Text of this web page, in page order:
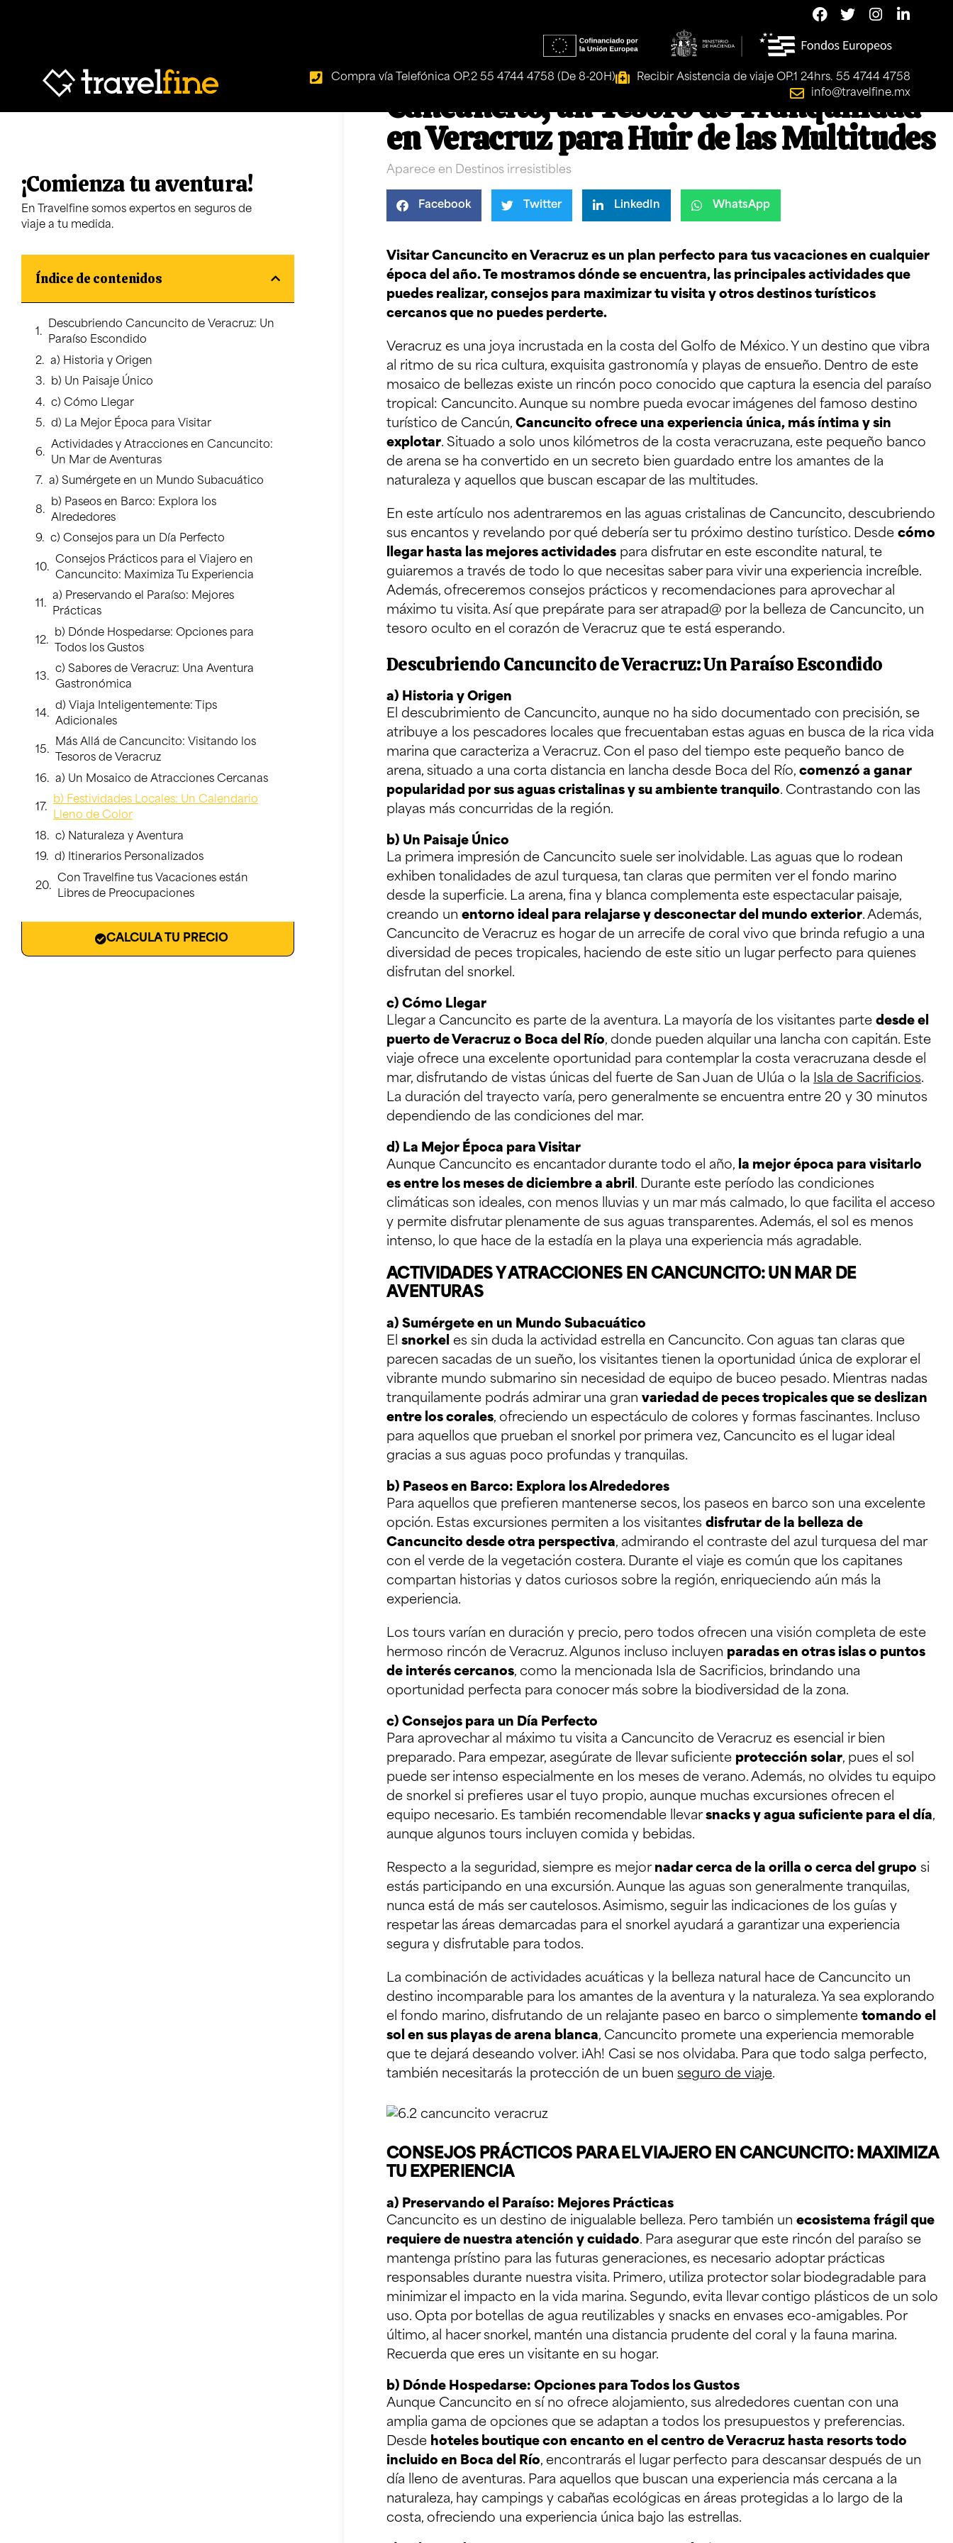
Compra vía Telefónica OP.2 55 4744 4758 (De 8-20H)
Recibir Asistencia de viaje OP.1 24hrs. 55 4744 4758
info@travelfine.mx
¡Comienza tu aventura!
En Travelfine somos expertos en seguros de
viaje a tu medida.
Índice de contenidos
Descubriendo Cancuncito de Veracruz: Un
Paraíso Escondido
a) Historia y Origen
b) Un Paisaje Único
c) Cómo Llegar
d) La Mejor Época para Visitar
Actividades y Atracciones en Cancuncito:
Un Mar de Aventuras
a) Sumérgete en un Mundo Subacuático
b) Paseos en Barco: Explora los
Alrededores
c) Consejos para un Día Perfecto
Consejos Prácticos para el Viajero en
Cancuncito: Maximiza Tu Experiencia
a) Preservando el Paraíso: Mejores
Prácticas
b) Dónde Hospedarse: Opciones para
Todos los Gustos
c) Sabores de Veracruz: Una Aventura
Gastronómica
d) Viaja Inteligentemente: Tips
Adicionales
Más Allá de Cancuncito: Visitando los
Tesoros de Veracruz
a) Un Mosaico de Atracciones Cercanas
b) Festividades Locales: Un Calendario
Lleno de Color
c) Naturaleza y Aventura
d) Itinerarios Personalizados
Con Travelfine tus Vacaciones están
Libres de Preocupaciones
CALCULA TU PRECIO
Cancuncito, un Tesoro de Tranquilidad
en Veracruz para Huir de las Multitudes
Aparece en Destinos irresistibles
Facebook Twitter LinkedIn WhatsApp
Visitar Cancuncito en Veracruz es un plan perfecto para tus vacaciones en cualquier
época del año. Te mostramos dónde se encuentra, las principales actividades que
puedes realizar, consejos para maximizar tu visita y otros destinos turísticos
cercanos que no puedes perderte.
Veracruz es una joya incrustada en la costa del Golfo de México. Y un destino que vibra
al ritmo de su rica cultura, exquisita gastronomía y playas de ensueño. Dentro de este
mosaico de bellezas existe un rincón poco conocido que captura la esencia del paraíso
tropical: Cancuncito. Aunque su nombre pueda evocar imágenes del famoso destino
turístico de Cancún,Cancuncito ofrece una experiencia única, más íntima y sin
explotar. Situado a solo unos kilómetros de la costa veracruzana, este pequeño banco
de arena se ha convertido en un secreto bien guardado entre los amantes de la
naturaleza y aquellos que buscan escapar de las multitudes.
En este artículo nos adentraremos en las aguas cristalinas de Cancuncito, descubriendo
sus encantos y revelando por qué debería ser tu próximo destino turístico. Desdecómo
llegar hasta las mejores actividades para disfrutar en este escondite natural, te
guiaremos a través de todo lo que necesitas saber para vivir una experiencia increíble.
Además, ofreceremos consejos prácticos y recomendaciones para aprovechar al
máximo tu visita. Así que prepárate para ser atrapad@ por la belleza de Cancuncito, un
tesoro oculto en el corazón de Veracruz que te está esperando.
Descubriendo Cancuncito de Veracruz: Un Paraíso Escondido
a) Historia y Origen
El descubrimiento de Cancuncito, aunque no ha sido documentado con precisión, se
atribuye a los pescadores locales que frecuentaban estas aguas en busca de la rica vida
marina que caracteriza a Veracruz. Con el paso del tiempo este pequeño banco de
arena, situado a una corta distancia en lancha desde Boca del Río,comenzó a ganar
popularidad por sus aguas cristalinas y su ambiente tranquilo. Contrastando con las
playas más concurridas de la región.
b) Un Paisaje Único
La primera impresión de Cancuncito suele ser inolvidable. Las aguas que lo rodean
exhiben tonalidades de azul turquesa, tan claras que permiten ver el fondo marino
desde la superficie. La arena, fina y blanca complementa este espectacular paisaje,
creando unentorno ideal para relajarse y desconectar del mundo exterior. Además,
Cancuncito de Veracruz es hogar de un arrecife de coral vivo que brinda refugio a una
diversidad de peces tropicales, haciendo de este sitio un lugar perfecto para quienes
disfrutan del snorkel.
c) Cómo Llegar
Llegar a Cancuncito es parte de la aventura. La mayoría de los visitantes partedesde el
puerto de Veracruz o Boca del Río, donde pueden alquilar una lancha con capitán. Este
viaje ofrece una excelente oportunidad para contemplar la costa veracruzana desde el
mar, disfrutando de vistas únicas del fuerte de San Juan de Ulúa o la Isla de Sacrificios.
La duración del trayecto varía, pero generalmente se encuentra entre 20 y 30 minutos
dependiendo de las condiciones del mar.
d) La Mejor Época para Visitar
Aunque Cancuncito es encantador durante todo el año, la mejor época para visitarlo
es entre los meses de diciembre a abril. Durante este período las condiciones
climáticas son ideales, con menos lluvias y un mar más calmado, lo que facilita el acceso
y permite disfrutar plenamente de sus aguas transparentes. Además, el sol es menos
intenso, lo que hace de la estadía en la playa una experiencia más agradable.
ACTIVIDADES Y ATRACCIONES EN CANCUNCITO: UN MAR DE
AVENTURAS
a) Sumérgete en un Mundo Subacuático
Elsnorkel es sin duda la actividad estrella en Cancuncito. Con aguas tan claras que
parecen sacadas de un sueño, los visitantes tienen la oportunidad única de explorar el
vibrante mundo submarino sin necesidad de equipo de buceo pesado. Mientras nadas
tranquilamente podrás admirar una granvariedad de peces tropicales que se deslizan
entre los corales, ofreciendo un espectáculo de colores y formas fascinantes. Incluso
para aquellos que prueban el snorkel por primera vez, Cancuncito es el lugar ideal
gracias a sus aguas poco profundas y tranquilas.
b) Paseos en Barco: Explora los Alrededores
Para aquellos que prefieren mantenerse secos, los paseos en barco son una excelente
opción. Estas excursiones permiten a los visitantesdisfrutar de la belleza de
Cancuncito desde otra perspectiva, admirando el contraste del azul turquesa del mar
con el verde de la vegetación costera. Durante el viaje es común que los capitanes
compartan historias y datos curiosos sobre la región, enriqueciendo aún más la
experiencia.
Los tours varían en duración y precio, pero todos ofrecen una visión completa de este
hermoso rincón de Veracruz. Algunos incluso incluyen paradas en otras islas o puntos
de interés cercanos, como la mencionada Isla de Sacrificios, brindando una
oportunidad perfecta para conocer más sobre la biodiversidad de la zona.
c) Consejos para un Día Perfecto
Para aprovechar al máximo tu visita a Cancuncito de Veracruz es esencial ir bien
preparado. Para empezar, asegúrate de llevar suficiente protección solar, pues el sol
puede ser intenso especialmente en los meses de verano. Además, no olvides tu equipo
de snorkel si prefieres usar el tuyo propio, aunque muchas excursiones ofrecen el
equipo necesario. Es también recomendable llevarsnacks y agua suficiente para el día,
aunque algunos tours incluyen comida y bebidas.
Respecto a la seguridad, siempre es mejor nadar cerca de la orilla o cerca del grupo si
estás participando en una excursión. Aunque las aguas son generalmente tranquilas,
nunca está de más ser cautelosos. Asimismo, seguir las indicaciones de los guías y
respetar las áreas demarcadas para el snorkel ayudará a garantizar una experiencia
segura y disfrutable para todos.
La combinación de actividades acuáticas y la belleza natural hace de Cancuncito un
destino incomparable para los amantes de la aventura y la naturaleza. Ya sea explorando
el fondo marino, disfrutando de un relajante paseo en barco o simplementetomando el
sol en sus playas de arena blanca, Cancuncito promete una experiencia memorable
que te dejará deseando volver. ¡Ah! Casi se nos olvidaba. Para que todo salga perfecto,
también necesitarás la protección de un buenseguro de viaje.
CONSEJOS PRÁCTICOS PARA EL VIAJERO EN CANCUNCITO: MAXIMIZA
TU EXPERIENCIA
a) Preservando el Paraíso: Mejores Prácticas
Cancuncito es un destino de inigualable belleza. Pero también unecosistema frágil que
requiere de nuestra atención y cuidado. Para asegurar que este rincón del paraíso se
mantenga prístino para las futuras generaciones, es necesario adoptar prácticas
responsables durante nuestra visita. Primero, utiliza protector solar biodegradable para
minimizar el impacto en la vida marina. Segundo, evita llevar contigo plásticos de un solo
uso. Opta por botellas de agua reutilizables y snacks en envases eco-amigables. Por
último, al hacer snorkel, mantén una distancia prudente del coral y la fauna marina.
Recuerda que eres un visitante en su hogar.
b) Dónde Hospedarse: Opciones para Todos los Gustos
Aunque Cancuncito en sí no ofrece alojamiento, sus alrededores cuentan con una
amplia gama de opciones que se adaptan a todos los presupuestos y preferencias.
Desde hoteles boutique con encanto en el centro de Veracruz hasta resorts todo
incluido en Boca del Río, encontrarás el lugar perfecto para descansar después de un
día lleno de aventuras. Para aquellos que buscan una experiencia más cercana a la
naturaleza, hay campings y cabañas ecológicas en áreas protegidas a lo largo de la
costa, ofreciendo una experiencia única bajo las estrellas.